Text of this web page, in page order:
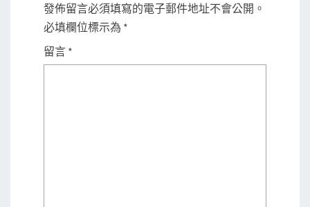
發佈留言必須填寫的電子郵件地址不會公開。
必填欄位標示為 *
留言 *